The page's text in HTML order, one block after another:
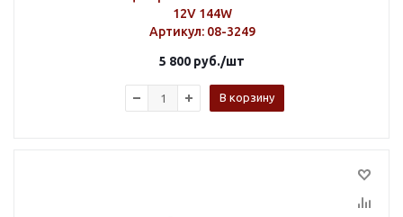
12V 144W
Артикул: 08-3249
5 800 руб./шт
В корзину